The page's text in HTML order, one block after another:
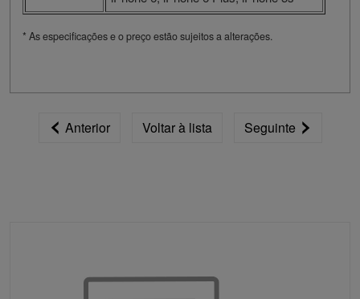
* As especificações e o preço estão sujeitos a alterações.
Anterior Voltar à lista Seguinte